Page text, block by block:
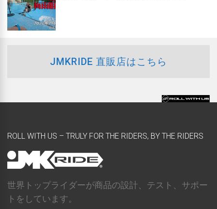
JMKRIDE 直販店はこちら
ROLL WITH US – TRULY FOR THE RIDERS, BY THE RIDERS
世界トップライダーが商品の設計、テスト、サポー
トをしています。